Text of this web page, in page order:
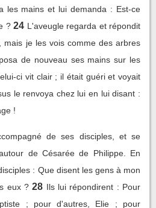
les mains et lui demanda : Est-ce
? 24 L'aveugle regarda et répondit
mais je les vois comme des arbres
de nouveau ses mains sur les
ci vit clair ; il était guéri et voyait
le renvoya chez lui en lui disant :
!
de ses disciples, et se
de Césarée de Philippe. En
: Que disent les gens à mon
eux ? 28 Ils lui répondirent : Pour
; pour d'autres, Elie ; pour